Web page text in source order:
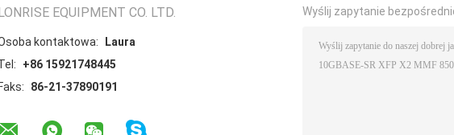
LONRISE EQUIPMENT CO. LTD.
kontaktowa:
Laura
+86 15921748445
Faks:
86-21-37890191
Wyślij zapytanie